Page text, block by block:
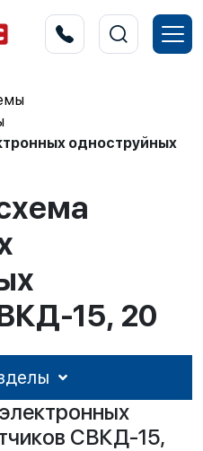
одноструйных
15, 20
СВКД-15,